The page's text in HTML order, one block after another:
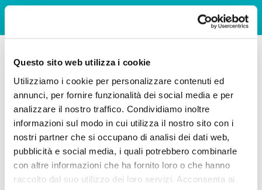
Questo sito web utilizza i cookie
Utilizziamo i cookie per personalizzare contenuti ed
annunci, per fornire funzionalità dei social media e per
analizzare il nostro traffico. Condividiamo inoltre
informazioni sul modo in cui utilizza il nostro sito con i
nostri partner che si occupano di analisi dei dati web,
pubblicità e social media, i quali potrebbero combinarle
con altre informazioni che ha fornito loro o che hanno
raccolto dal suo utilizzo dei loro servizi. Acconsenta ai